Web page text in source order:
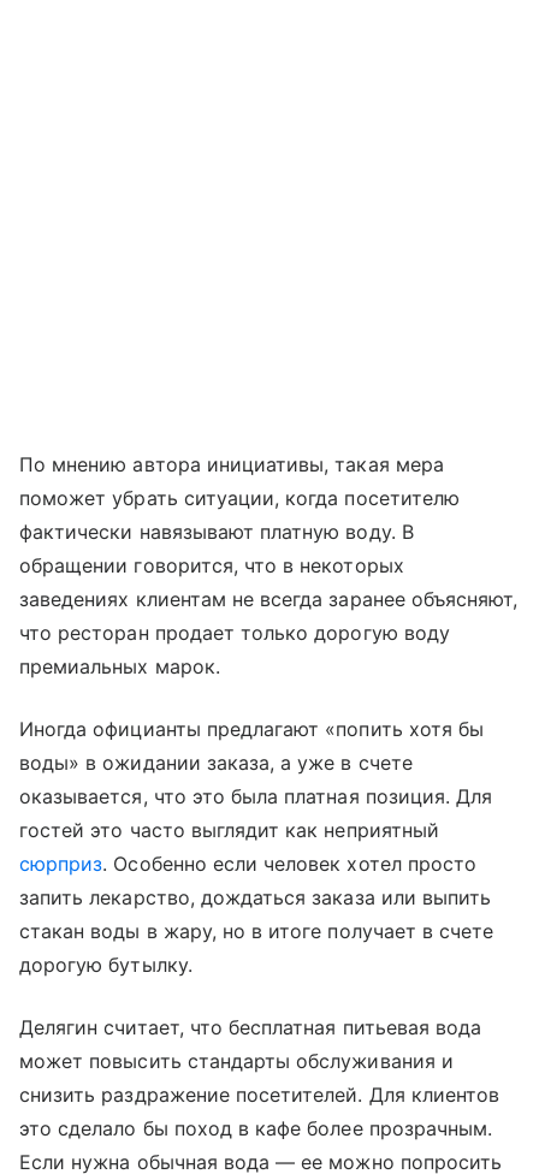
По мнению автора инициативы, такая мера
поможет убрать ситуации, когда посетителю
фактически навязывают платную воду. В
обращении говорится, что в некоторых
заведениях клиентам не всегда заранее объясняют,
что ресторан продает только дорогую воду
премиальных марок.
Иногда официанты предлагают «попить хотя бы
воды» в ожидании заказа, а уже в счете
оказывается, что это была платная позиция. Для
гостей это часто выглядит как неприятный
сюрприз. Особенно если человек хотел просто
запить лекарство, дождаться заказа или выпить
стакан воды в жару, но в итоге получает в счете
дорогую бутылку.
Делягин считает, что бесплатная питьевая вода
может повысить стандарты обслуживания и
снизить раздражение посетителей. Для клиентов
это сделало бы поход в кафе более прозрачным.
Если нужна обычная вода — ее можно попросить